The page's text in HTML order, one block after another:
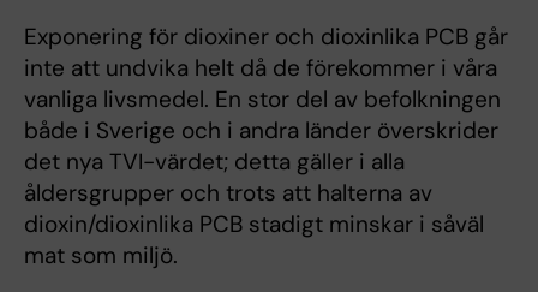
Exponering för dioxiner och dioxinlika PCB går
inte att undvika helt då de förekommer i våra
vanliga livsmedel. En stor del av befolkningen
både i Sverige och i andra länder överskrider
det nya TVI-värdet; detta gäller i alla
åldersgrupper och trots att halterna av
dioxin/dioxinlika PCB stadigt minskar i såväl
mat som miljö.